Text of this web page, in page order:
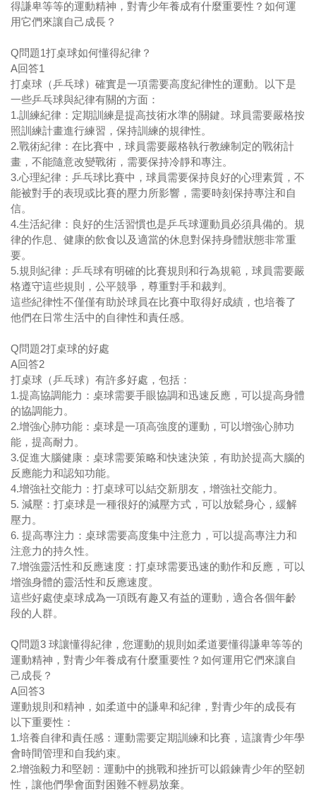
得謙卑等等的運動精神，對青少年養成有什麼重要性？如何運
用它們來讓自己成長？
Q問題1打桌球如何懂得紀律？
A回答1
打桌球（乒乓球）確實是一項需要高度紀律性的運動。以下是
一些乒乓球與紀律有關的方面：
1.訓練紀律：定期訓練是提高技術水準的關鍵。球員需要嚴格按
照訓練計畫進行練習，保持訓練的規律性。
2.戰術紀律：在比賽中，球員需要嚴格執行教練制定的戰術計
畫，不能隨意改變戰術，需要保持冷靜和專注。
3.心理紀律：乒乓球比賽中，球員需要保持良好的心理素質，不
能被對手的表現或比賽的壓力所影響，需要時刻保持專注和自
信。
4.生活紀律：良好的生活習慣也是乒乓球運動員必須具備的。規
律的作息、健康的飲食以及適當的休息對保持身體狀態非常重
要。
5.規則紀律：乒乓球有明確的比賽規則和行為規範，球員需要嚴
格遵守這些規則，公平競爭，尊重對手和裁判。
這些紀律性不僅僅有助於球員在比賽中取得好成績，也培養了
他們在日常生活中的自律性和責任感。
Q問題2打桌球的好處
A回答2
打桌球（乒乓球）有許多好處，包括：
1.提高協調能力：桌球需要手眼協調和迅速反應，可以提高身體
的協調能力。
2.增強心肺功能：桌球是一項高強度的運動，可以增強心肺功
能，提高耐力。
3.促進大腦健康：桌球需要策略和快速決策，有助於提高大腦的
反應能力和認知功能。
4.增強社交能力：打桌球可以結交新朋友，增強社交能力。
5. 減壓：打桌球是一種很好的減壓方式，可以放鬆身心，緩解
壓力。
6. 提高專注力：桌球需要高度集中注意力，可以提高專注力和
注意力的持久性。
7.增強靈活性和反應速度：打桌球需要迅速的動作和反應，可以
增強身體的靈活性和反應速度。
這些好處使桌球成為一項既有趣又有益的運動，適合各個年齡
段的人群。
Q問題3 球讓懂得紀律，您運動的規則如柔道要懂得謙卑等等的
運動精神，對青少年養成有什麼重要性？如何運用它們來讓自
己成長？
A回答3
運動規則和精神，如柔道中的謙卑和紀律，對青少年的成長有
以下重要性：
1.培養自律和責任感：運動需要定期訓練和比賽，這讓青少年學
會時間管理和自我約束。
2.增強毅力和堅韌：運動中的挑戰和挫折可以鍛鍊青少年的堅韌
性，讓他們學會面對困難不輕易放棄。